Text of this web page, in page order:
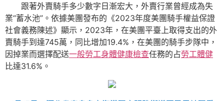
跟著外賣騎手多少數字日漸宏大，外賣行業曾經成為失
業“蓄水池”。依據美團發布的《2023年度美團騎手權益保證
社會義務陳述》顯示，2023年，在美團平臺上取得支出的外
賣騎手到達745萬，同比增加19.4%，在美團的騎手步隊中，
因掉業而選擇配送一般勞工身體健康檢查任務的占勞工體健
比達31.6%。